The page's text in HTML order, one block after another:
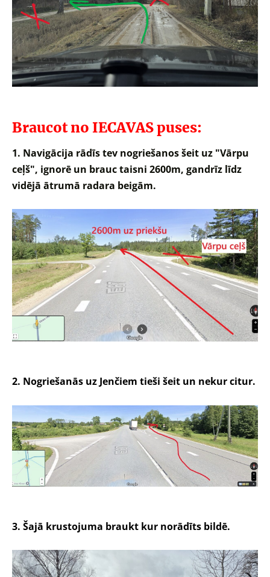
Braucot no IECAVAS puses:
1. Navigācija rādīs tev nogriešanos šeit uz "Vārpu
ceļš", ignorē un brauc taisni 2600m, gandrīz līdz
vidējā ātrumā radara beigām.
2. Nogriešanās uz Jenčiem tieši šeit un nekur citur.
3. Šajā krustojuma braukt kur norādīts bildē.